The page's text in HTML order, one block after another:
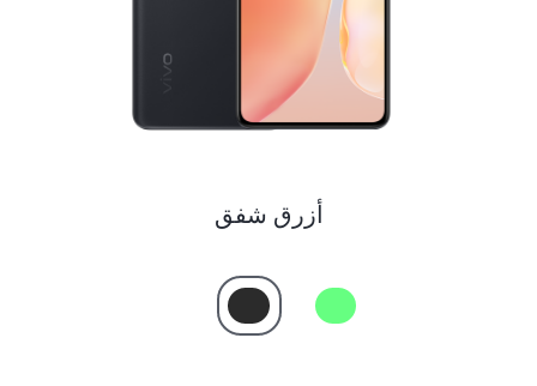
Saudi Arabia (AR) | حدد البلد/المنطقة
أزرق شفق